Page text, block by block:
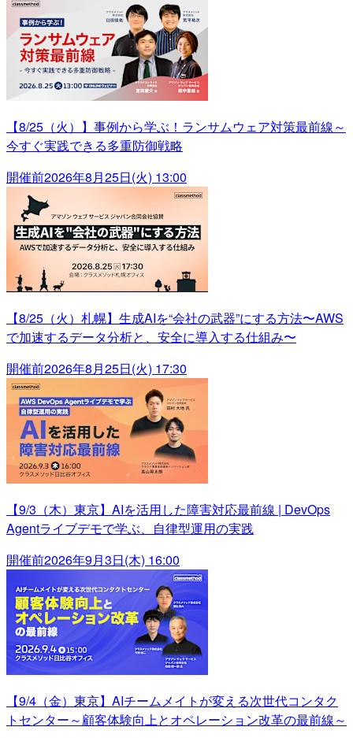
【8/25（火）】事例から学ぶ！ランサムウェア対策最前線～
今すぐ実践できる多重防御戦略
開催前2026年8月25日(火) 13:00
【8/25（火）札幌】生成AIを“会社の武器”にする方法〜AWS
で加速するデータ分析と、安全に導入する仕組み〜
開催前2026年8月25日(火) 17:30
【9/3（木）東京】AIを活用した障害対応最前線 | DevOps
Agentライブデモで学ぶ、自律型運用の実践
開催前2026年9月3日(木) 16:00
【9/4（金）東京】AIチームメイトが変える次世代コンタク
トセンター～顧客体験向上とオペレーション改革の最前線～